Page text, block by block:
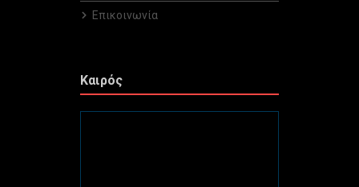
Επικοινωνία
Καιρός